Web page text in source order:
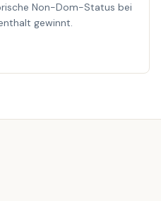
Non-Dom-Status bei
gewinnt.